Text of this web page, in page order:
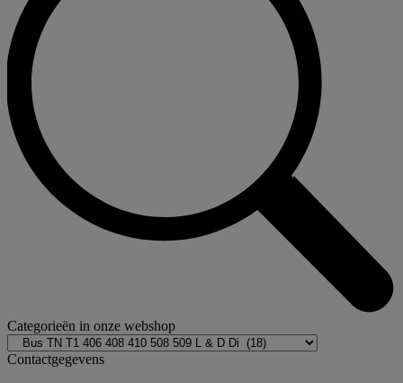
Categorieën in onze webshop
Contactgegevens